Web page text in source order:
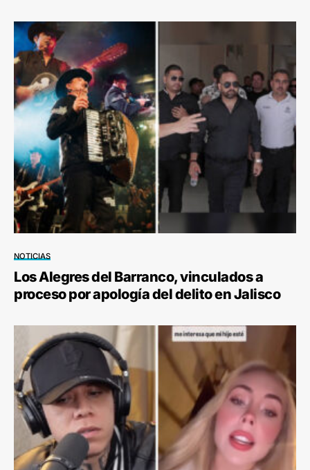
NOTICIAS
Los Alegres del Barranco, vinculados a
proceso por apología del delito en Jalisco